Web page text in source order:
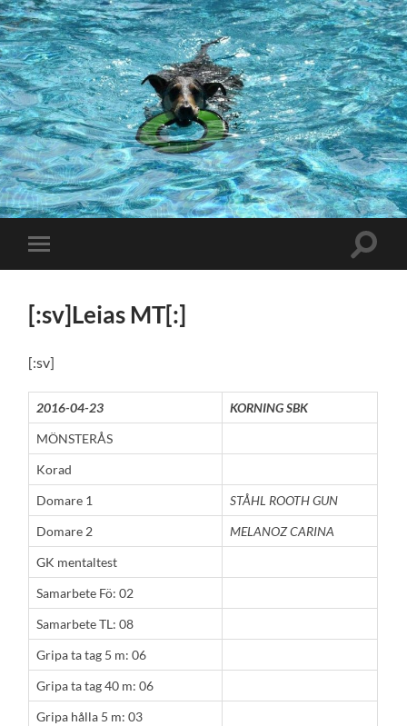
Slå
på/av
Slå
[:sv]Leias MT[:]
[:sv]
2016-04-23
KORNING SBK
MÖNSTERÅS
Korad
Domare 1
STÅHL ROOTH GUN
Domare 2
MELANOZ CARINA
GK mentaltest
Samarbete Fö: 02
Samarbete TL: 08
Gripa ta tag 5 m: 06
Gripa ta tag 40 m: 06
Gripa hålla 5 m: 03